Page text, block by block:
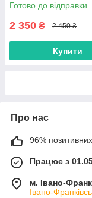
Готово до відправки
2 350 ₴ 2 450 ₴
Купити
Про нас
96% позитивних
Працює з
м. Івано-
Івано-